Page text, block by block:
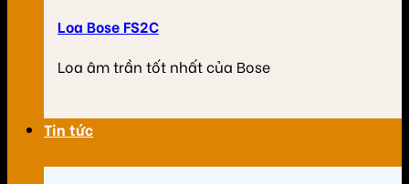
Loa Bose FS2C
Loa âm trần tốt nhất của Bose
Tin tức